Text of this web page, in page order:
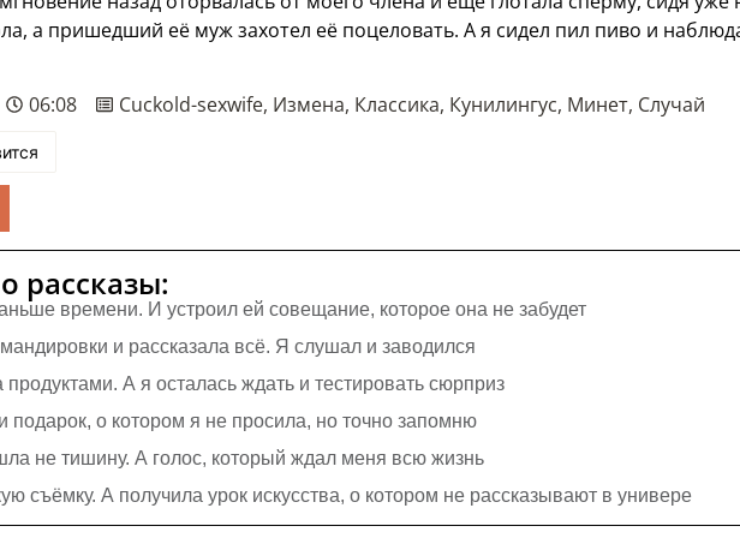
а пришедший её муж захотел её поцеловать. А я сидел пил пиво и
06:08 Cuckold-sexwife, Измена, Классика, Кунилингус, Минет, Случай
рассказы:
времени. И устроил ей совещание, которое она не забудет
и рассказала всё. Я слушал и заводился
А я осталась ждать и тестировать сюрприз
подарок, о котором я не просила, но точно запомню
не тишину. А голос, который ждал меня всю жизнь
съёмку. А получила урок искусства, о котором не рассказывают в универе